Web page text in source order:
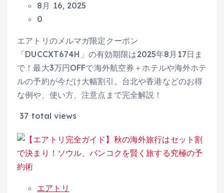
8月 16, 2025
0
エアトリのメルマガ限定クーポン
「DUCCXT674H」の有効期限は2025年8月17日ま
で！最大3万円OFFで海外航空券＋ホテルや海外ホテ
ルの予約が今だけ大幅割引。台北や香港などのお得
な例や、使い方、注意点まで完全解説！
37 total views
エアトリ